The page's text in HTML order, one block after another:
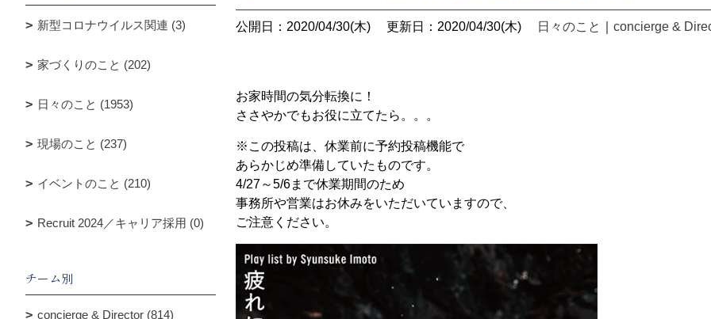
公開日：2020/04/30(木) 更新日：2020/04/30(木) 日々のこと concierge &
お家時間の気分転換に！
ささやかでもお役に立てたら。。。
※この投稿は、休業前に予約投稿機能で
あらかじめ準備していたものです。
4/27～5/6まで休業期間のため
事務所や営業はお休みをいただいていますので、
ご注意ください。
新型コロナウイルス関連 (3)
家づくりのこと (202)
日々のこと (1953)
現場のこと (237)
イベントのこと (210)
Recruit 2024／キャリア採用 (0)
チーム別
concierge & Director (814)